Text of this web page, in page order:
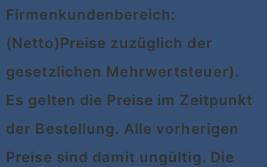
Firmenkundenbereich:
(Netto)Preise zuzüglich der
gesetzlichen Mehrwertsteuer).
Es gelten die Preise im Zeitpunkt
der Bestellung. Alle vorherigen
Preise sind damit ungültig. Die